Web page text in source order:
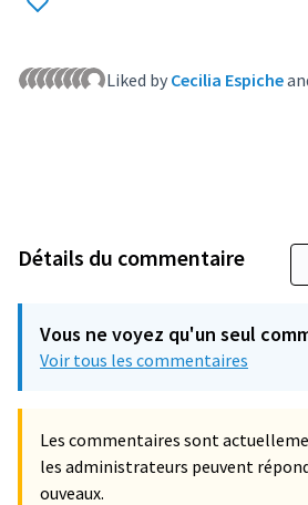
Liked by Cecilia Espiche
Détails du commentaire
Vous ne voyez qu'un seul
Voir tous les commentaires
Les commentaires sont
les administrateurs peuvent
ouveaux.